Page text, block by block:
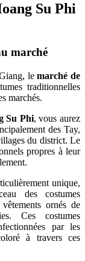
Su Phi
marché
lemarché de
traditionnelles
marchés.
Su Phi, vous aurez
des Tay,
du district. Le
propres à leur
unique,
des costumes
ornés de
Ces costumes
par les
à travers ces